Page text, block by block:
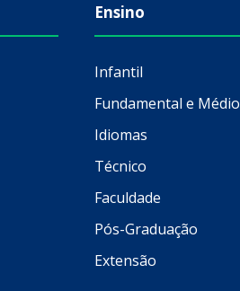
Ensino
Infantil
Fundamental e Médio
Idiomas
Técnico
Faculdade
Pós-Graduação
Extensão